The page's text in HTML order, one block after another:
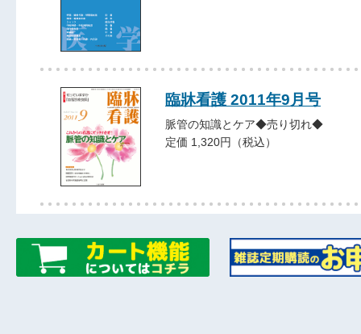
臨牀看護 2011年9月号
脈管の知識とケア◆売り切れ◆
定価 1,320円（税込）